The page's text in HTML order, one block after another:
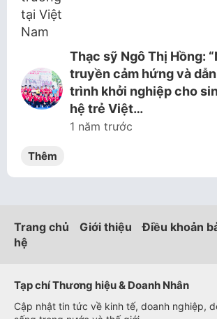
Thạc sỹ Ngô Thị Hồng:
truyền cảm hứng và
trình khởi nghiệp cho
hệ trẻ Việt…
1 năm trước
Thêm
Trang chủ Giới thiệu Điều khoản
hệ
Tạp chí Thương hiệu & Doanh Nhân
Cập nhật tin tức về kinh tế, doanh nghiệp,